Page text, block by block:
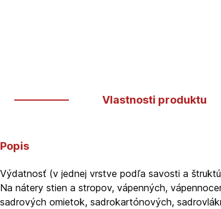
Vlastnosti produktu
Popis
Výdatnosť (v jednej vrstve podľa savosti a
Na nátery stien a stropov, vápenných,
sadrových omietok, sadrokartónových,